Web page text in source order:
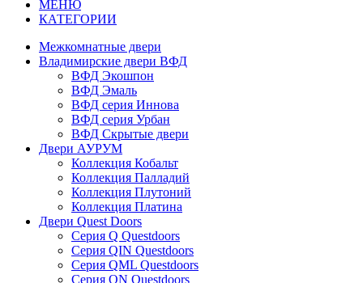
МЕНЮ
КАТЕГОРИИ
Межкомнатные двери
Владимирские двери ВФД
ВФД Экошпон
ВФД Эмаль
ВФД серия Иннова
ВФД серия Урбан
ВФД Скрытые двери
Двери АУРУМ
Коллекция Кобальт
Коллекция Палладий
Коллекция Плутоний
Коллекция Платина
Двери Quest Doors
Серия Q Questdoors
Серия QIN Questdoors
Серия QML Questdoors
Серия QN Questdoors